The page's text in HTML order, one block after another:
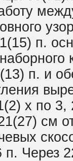
п.
п. и
х по 3,
см
Через